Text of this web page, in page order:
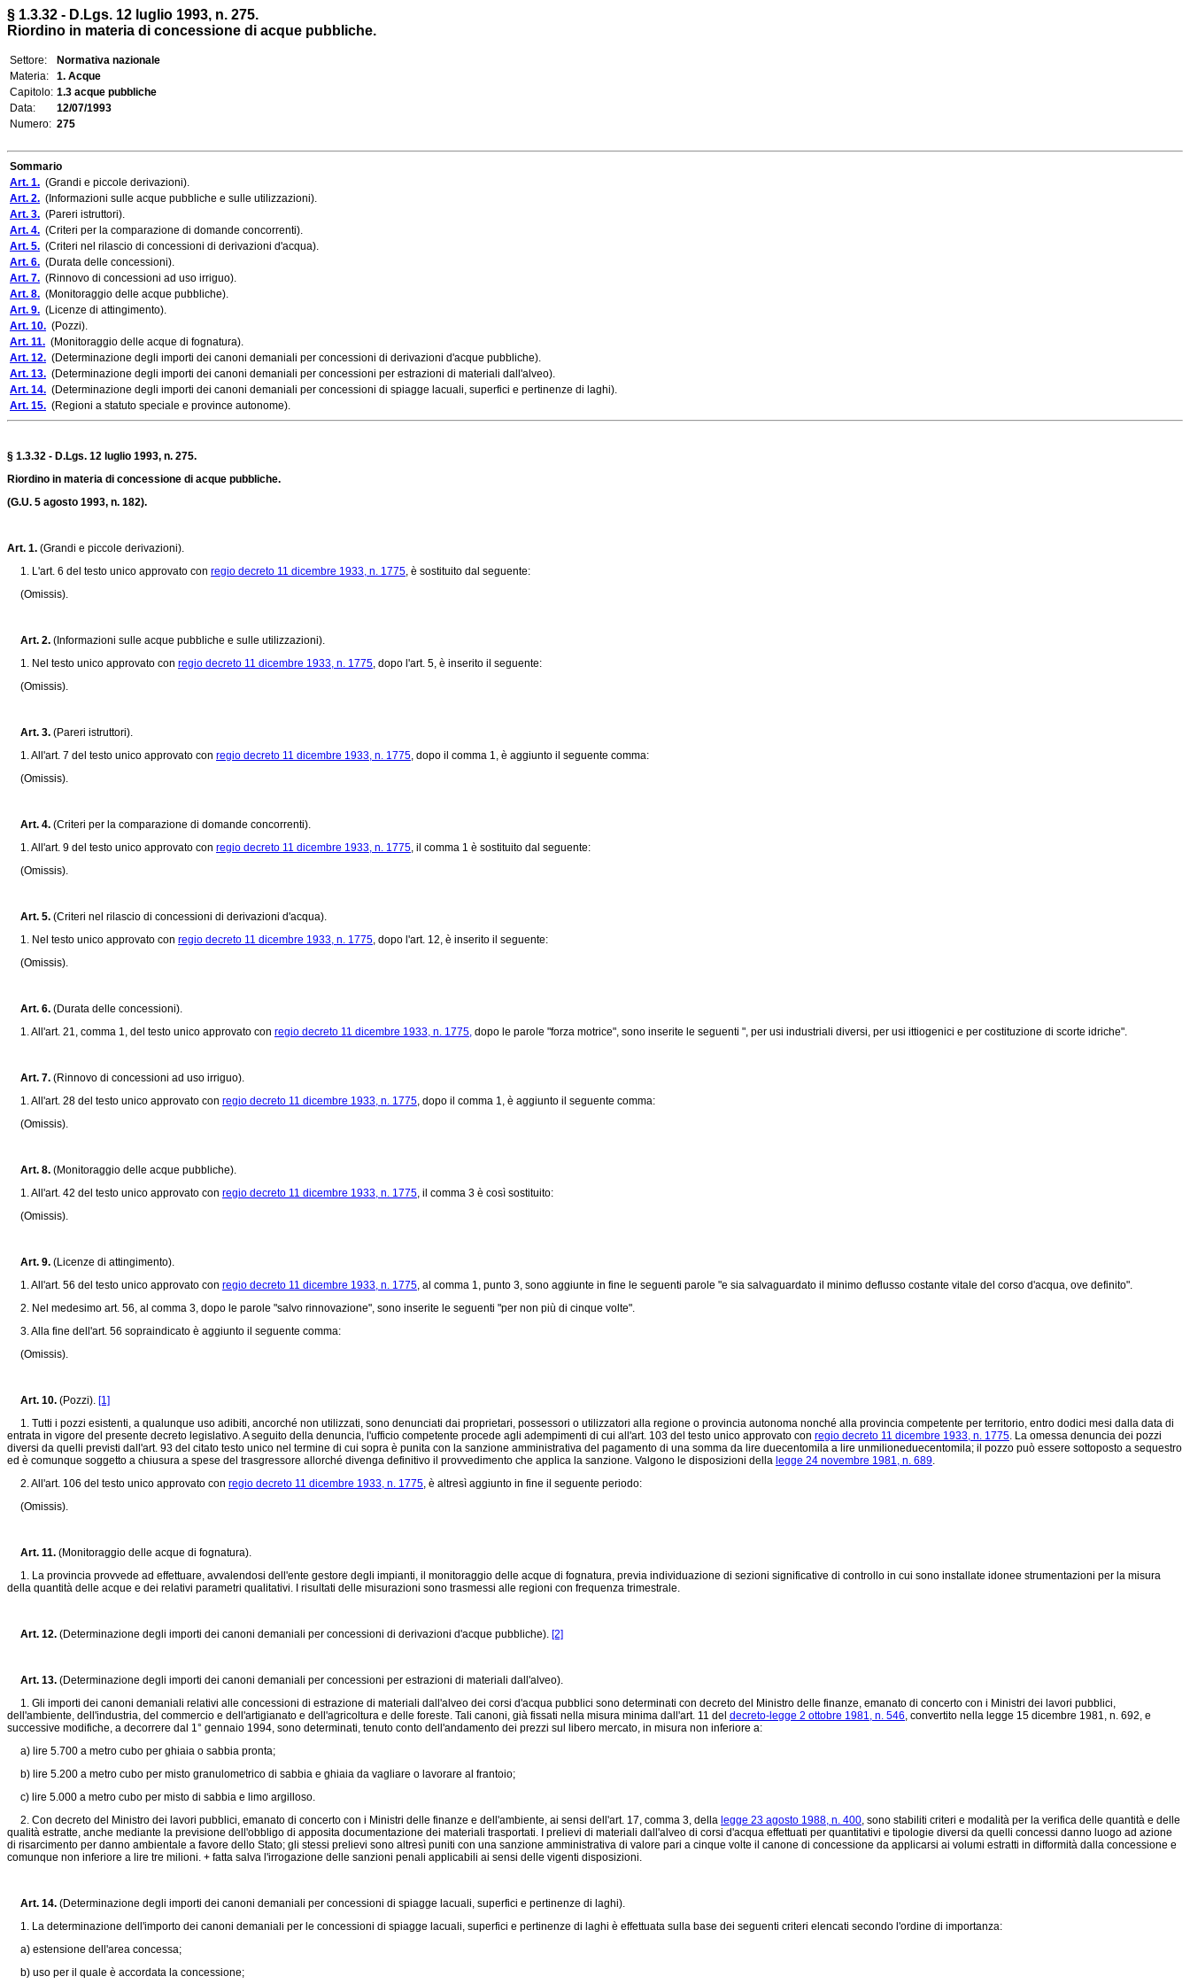
§ 1.3.32 - D.Lgs. 12 luglio 1993, n. 275.
Riordino in materia di concessione di acque pubbliche.
Settore:
Normativa nazionale
Materia:
1. Acque
Capitolo: 1.3 acque pubbliche
Data:
12/07/1993
Numero: 275
Sommario
Art. 1. (Grandi e piccole derivazioni).
Art. 2. (Informazioni sulle acque pubbliche e sulle utilizzazioni).
Art. 3. (Pareri istruttori).
Art. 4. (Criteri per la comparazione di domande concorrenti).
Art. 5. (Criteri nel rilascio di concessioni di derivazioni d'acqua).
Art. 6. (Durata delle concessioni).
Art. 7. (Rinnovo di concessioni ad uso irriguo).
Art. 8. (Monitoraggio delle acque pubbliche).
Art. 9. (Licenze di attingimento).
Art. 10. (Pozzi).
Art. 11. (Monitoraggio delle acque di fognatura).
Art. 12. (Determinazione degli importi dei canoni demaniali per concessioni di derivazioni d'acque pubbliche).
Art. 13. (Determinazione degli importi dei canoni demaniali per concessioni per estrazioni di materiali dall'alveo).
Art. 14. (Determinazione degli importi dei canoni demaniali per concessioni di spiagge lacuali, superfici e pertinenze di laghi).
Art. 15. (Regioni a statuto speciale e province autonome).
§ 1.3.32 - D.Lgs. 12 luglio 1993, n. 275.
Riordino in materia di concessione di acque pubbliche.
(G.U. 5 agosto 1993, n. 182).
Art. 1. (Grandi e piccole derivazioni).
1. L'art. 6 del testo unico approvato con regio decreto 11 dicembre 1933, n. 1775, è sostituito dal seguente:
(Omissis).
Art. 2. (Informazioni sulle acque pubbliche e sulle utilizzazioni).
1. Nel testo unico approvato con regio decreto 11 dicembre 1933, n. 1775, dopo l'art. 5, è inserito il seguente:
(Omissis).
Art. 3. (Pareri istruttori).
1. All'art. 7 del testo unico approvato con regio decreto 11 dicembre 1933, n. 1775, dopo il comma 1, è aggiunto il seguente comma:
(Omissis).
Art. 4. (Criteri per la comparazione di domande concorrenti).
1. All'art. 9 del testo unico approvato con regio decreto 11 dicembre 1933, n. 1775, il comma 1 è sostituito dal seguente:
(Omissis).
Art. 5. (Criteri nel rilascio di concessioni di derivazioni d'acqua).
1. Nel testo unico approvato con regio decreto 11 dicembre 1933, n. 1775, dopo l'art. 12, è inserito il seguente:
(Omissis).
Art. 6. (Durata delle concessioni).
1. All'art. 21, comma 1, del testo unico approvato con regio decreto 11 dicembre 1933, n. 1775, dopo le parole "forza motrice", sono inserite le seguenti ", per usi industriali diversi, per usi ittiogenici e per costituzione di scorte idriche".
Art. 7. (Rinnovo di concessioni ad uso irriguo).
1. All'art. 28 del testo unico approvato con regio decreto 11 dicembre 1933, n. 1775, dopo il comma 1, è aggiunto il seguente comma:
(Omissis).
Art. 8. (Monitoraggio delle acque pubbliche).
1. All'art. 42 del testo unico approvato con regio decreto 11 dicembre 1933, n. 1775, il comma 3 è così sostituito:
(Omissis).
Art. 9. (Licenze di attingimento).
1. All'art. 56 del testo unico approvato con regio decreto 11 dicembre 1933, n. 1775, al comma 1, punto 3, sono aggiunte in fine le seguenti parole "e sia salvaguardato il minimo deflusso costante vitale del corso d'acqua, ove definito".
2. Nel medesimo art. 56, al comma 3, dopo le parole "salvo rinnovazione", sono inserite le seguenti "per non più di cinque volte".
3. Alla fine dell'art. 56 sopraindicato è aggiunto il seguente comma:
(Omissis).
Art. 10. (Pozzi). [1]
1. Tutti i pozzi esistenti, a qualunque uso adibiti, ancorché non utilizzati, sono denunciati dai proprietari, possessori o utilizzatori alla regione o provincia autonoma nonché alla provincia competente per territorio, entro dodici mesi dalla data di
entrata in vigore del presente decreto legislativo. A seguito della denuncia, l'ufficio competente procede agli adempimenti di cui all'art. 103 del testo unico approvato con regio decreto 11 dicembre 1933, n. 1775. La omessa denuncia dei pozzi
diversi da quelli previsti dall'art. 93 del citato testo unico nel termine di cui sopra è punita con la sanzione amministrativa del pagamento di una somma da lire duecentomila a lire unmilioneduecentomila; il pozzo può essere sottoposto a sequestro
ed è comunque soggetto a chiusura a spese del trasgressore allorché divenga definitivo il provvedimento che applica la sanzione. Valgono le disposizioni della legge 24 novembre 1981, n. 689.
2. All'art. 106 del testo unico approvato con regio decreto 11 dicembre 1933, n. 1775, è altresì aggiunto in fine il seguente periodo:
(Omissis).
Art. 11. (Monitoraggio delle acque di fognatura).
1. La provincia provvede ad effettuare, avvalendosi dell'ente gestore degli impianti, il monitoraggio delle acque di fognatura, previa individuazione di sezioni significative di controllo in cui sono installate idonee strumentazioni per la misura
della quantità delle acque e dei relativi parametri qualitativi. I risultati delle misurazioni sono trasmessi alle regioni con frequenza trimestrale.
Art. 12. (Determinazione degli importi dei canoni demaniali per concessioni di derivazioni d'acque pubbliche). [2]
Art. 13. (Determinazione degli importi dei canoni demaniali per concessioni per estrazioni di materiali dall'alveo).
1. Gli importi dei canoni demaniali relativi alle concessioni di estrazione di materiali dall'alveo dei corsi d'acqua pubblici sono determinati con decreto del Ministro delle finanze, emanato di concerto con i Ministri dei lavori pubblici,
dell'ambiente, dell'industria, del commercio e dell'artigianato e dell'agricoltura e delle foreste. Tali canoni, già fissati nella misura minima dall'art. 11 del decreto-legge 2 ottobre 1981, n. 546, convertito nella legge 15 dicembre 1981, n. 692, e
successive modifiche, a decorrere dal 1° gennaio 1994, sono determinati, tenuto conto dell'andamento dei prezzi sul libero mercato, in misura non inferiore a:
a) lire 5.700 a metro cubo per ghiaia o sabbia pronta;
b) lire 5.200 a metro cubo per misto granulometrico di sabbia e ghiaia da vagliare o lavorare al frantoio;
c) lire 5.000 a metro cubo per misto di sabbia e limo argilloso.
2. Con decreto del Ministro dei lavori pubblici, emanato di concerto con i Ministri delle finanze e dell'ambiente, ai sensi dell'art. 17, comma 3, della legge 23 agosto 1988, n. 400, sono stabiliti criteri e modalità per la verifica delle quantità e delle
qualità estratte, anche mediante la previsione dell'obbligo di apposita documentazione dei materiali trasportati. I prelievi di materiali dall'alveo di corsi d'acqua effettuati per quantitativi e tipologie diversi da quelli concessi danno luogo ad azione
di risarcimento per danno ambientale a favore dello Stato; gli stessi prelievi sono altresì puniti con una sanzione amministrativa di valore pari a cinque volte il canone di concessione da applicarsi ai volumi estratti in difformità dalla concessione e
comunque non inferiore a lire tre milioni. + fatta salva l'irrogazione delle sanzioni penali applicabili ai sensi delle vigenti disposizioni.
Art. 14. (Determinazione degli importi dei canoni demaniali per concessioni di spiagge lacuali, superfici e pertinenze di laghi).
1. La determinazione dell'importo dei canoni demaniali per le concessioni di spiagge lacuali, superfici e pertinenze di laghi è effettuata sulla base dei seguenti criteri elencati secondo l'ordine di importanza:
a) estensione dell'area concessa;
b) uso per il quale è accordata la concessione;